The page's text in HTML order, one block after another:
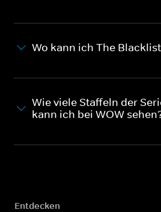
Wo kann ich The
Wie viele Staffeln der
kann ich bei WOW
Entdecken